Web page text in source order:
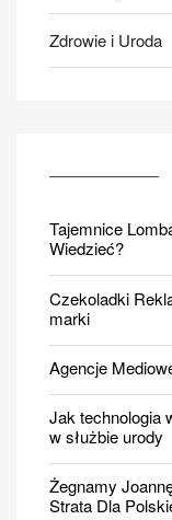
Zdrowie i Uroda
Tajemnice
Wiedzieć?
Czekoladki
marki
Agencje
Jak technologia
w służbie urody
Żegnamy
Strata Dla